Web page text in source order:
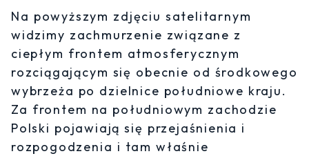
Na powyższym zdjęciu satelitarnym
widzimy zachmurzenie związane z
ciepłym frontem atmosferycznym
rozciągającym się obecnie od środkowego
wybrzeża po dzielnice południowe kraju.
Za frontem na południowym zachodzie
Polski pojawiają się przejaśnienia i
rozpogodzenia i tam właśnie